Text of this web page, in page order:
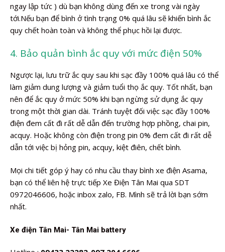
ngay lập tức ) dù bạn không dùng đến xe trong vài ngày
tới.Nếu bạn để bình ở tình trạng 0% quá lâu sẽ khiến bình ắc
quy chết hoàn toàn và không thể phục hồi lại được.
4. Bảo quản bình ắc quy với mức điện 50%
Ngược lại, lưu trữ ắc quy sau khi sạc đầy 100% quá lâu có thể
làm giảm dung lượng và giảm tuổi thọ ắc quy. Tốt nhất, bạn
nên để ắc quy ở mức 50% khi bạn ngừng sử dụng ắc quy
trong một thời gian dài. Tránh tuyệt đối việc sạc đầy 100%
điện đem cất đi rất dễ dẫn đến trường hợp phồng, chai pin,
acquy. Hoặc không còn điện trong pin 0% đem cất đi rất dễ
dẫn tới việc bị hỏng pin, acquy, kiệt điên, chết bình.
Mọi chi tiết góp ý hay có nhu cầu thay bình xe điện Asama,
bạn có thể liên hệ trực tiếp Xe Điện Tân Mai qua SDT
0972046606, hoặc inbox zalo, FB. Mình sẽ trả lời bạn sớm
nhất.
Xe điện Tân Mai- Tân Mai battery